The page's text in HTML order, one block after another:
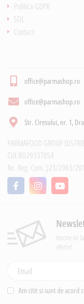
Politica GDPR
SOL
Contact
office@parmashop.ro
office@parmashop.ro
Str. Ciresului, nr. 1,
PARMAFOOD GROUP
CUI:RO29337854
Nr. Reg. Com.:J23/2963/
Inscrie-te
oferte!
Am citit si sunt de acord